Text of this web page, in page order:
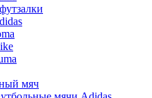
мяч